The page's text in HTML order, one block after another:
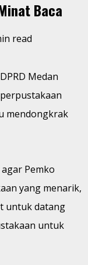
Baca
read
Medan
mendongkrak
Pemko
yang menarik,
untuk datang
untuk